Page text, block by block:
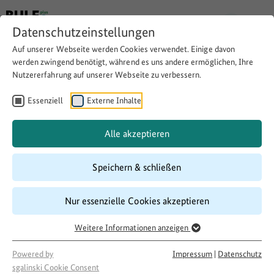
Datenschutzeinstellungen
Auf unserer Webseite werden Cookies verwendet. Einige davon
werden zwingend benötigt, während es uns andere ermöglichen, Ihre
Nutzererfahrung auf unserer Webseite zu verbessern.
Essenziell Externe Inhalte
Alle akzeptieren
Speichern & schließen
Nur essenzielle Cookies akzeptieren
Weitere Informationen anzeigen
Powered by
sgalinski Cookie Consent
Impressum | Datenschutz
Die Erwerbssituation von
Frauen in ländlichen
Regionen, Teilprojekt I
Website besuchen Download
01/2016
Förderung